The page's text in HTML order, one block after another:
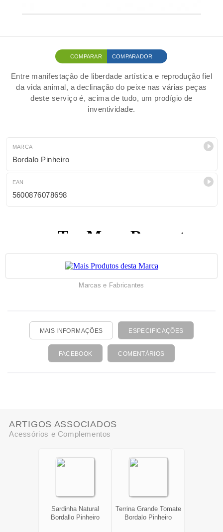
COMPARAR COMPARADOR
Entre manifestação de liberdade artística e reprodução fiel
da vida animal, a declinação do peixe nas várias peças
deste serviço é, acima de tudo, um prodígio de
inventividade.
MARCA
Bordalo Pinheiro
EAN
5600876078698
Marcas e Fabricantes
MAIS INFORMAÇÕES ESPECIFICAÇÕES
FACEBOOK COMENTÁRIOS
ARTIGOS ASSOCIADOS
Acessórios e Complementos
Sardinha Natural
Bordallo Pinheiro
Terrina Grande Tomate
Bordalo Pinheiro